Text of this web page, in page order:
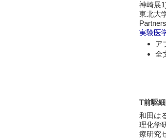
神崎展
東北大
実験医
ア
全
T前駆
和田は
理化学
療研究